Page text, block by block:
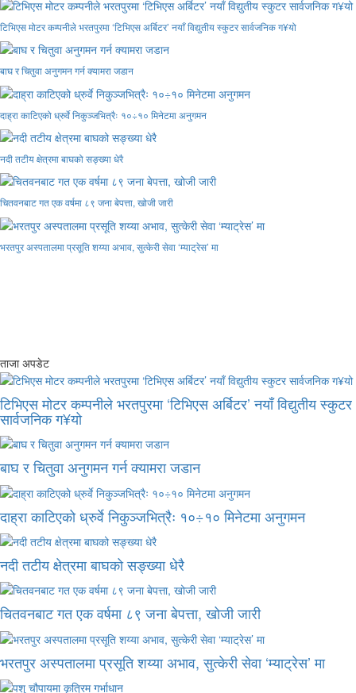
टिभिएस मोटर कम्पनीले भरतपुरमा ‘टिभिएस अर्बिटर’ नयाँ विद्युतीय स्कुटर सार्वजनिक ग¥यो
बाघ र चितुवा अनुगमन गर्न क्यामरा जडान
दाह्रा काटिएको ध्रुर्वे निकुञ्जभित्रैः १०÷१० मिनेटमा अनुगमन
नदी तटीय क्षेत्रमा बाघको सङ्ख्या धेरै
चितवनबाट गत एक वर्षमा ८९ जना बेपत्ता, खोजी जारी
भरतपुर अस्पतालमा प्रसूति शय्या अभाव, सुत्केरी सेवा ‘म्याट्रेस’ मा
ताजा अपडेट
टिभिएस मोटर कम्पनीले भरतपुरमा ‘टिभिएस अर्बिटर’ नयाँ विद्युतीय स्कुटर
सार्वजनिक ग¥यो
बाघ र चितुवा अनुगमन गर्न क्यामरा जडान
दाह्रा काटिएको ध्रुर्वे निकुञ्जभित्रैः १०÷१० मिनेटमा अनुगमन
नदी तटीय क्षेत्रमा बाघको सङ्ख्या धेरै
चितवनबाट गत एक वर्षमा ८९ जना बेपत्ता, खोजी जारी
भरतपुर अस्पतालमा प्रसूति शय्या अभाव, सुत्केरी सेवा ‘म्याट्रेस’ मा